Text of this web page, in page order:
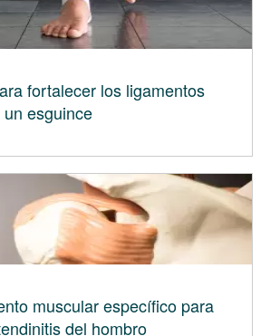
fortalecer los ligamentos
esguince
muscular específico para
del hombro